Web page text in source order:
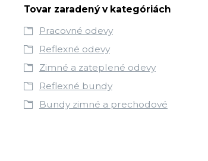
Tovar zaradený v kategóriách
Pracovné odevy
Reflexné odevy
Zimné a zateplené odevy
Reflexné bundy
Bundy zimné a prechodové